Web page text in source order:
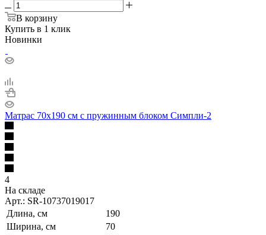
В корзину
Купить в 1 клик
Новинки
Матрас 70х190 см с пружинным блоком Симпли-2
4
На складе
Арт.: SR-10737019017
Длина, см
190
Ширина, см
70